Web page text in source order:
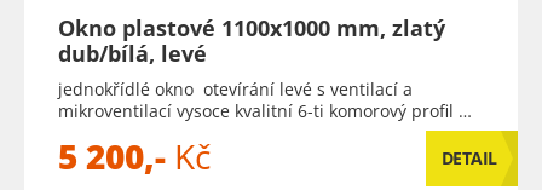
Okno plastové 1100x1000 mm, zlatý
dub/bílá, levé
jednokřídlé okno otevírání levé s ventilací a
mikroventilací vysoce kvalitní 6-ti komorový profil …
5 200,- Kč DETAIL